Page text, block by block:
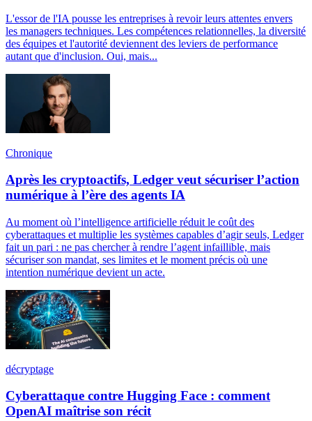
L'essor de l'IA pousse les entreprises à revoir leurs attentes envers
les managers techniques. Les compétences relationnelles, la diversité
des équipes et l'autorité deviennent des leviers de performance
autant que d'inclusion. Oui, mais...
Chronique
Après les cryptoactifs, Ledger veut sécuriser l’action
numérique à l’ère des agents IA
Au moment où l’intelligence artificielle réduit le coût des
cyberattaques et multiplie les systèmes capables d’agir seuls, Ledger
fait un pari : ne pas chercher à rendre l’agent infaillible, mais
sécuriser son mandat, ses limites et le moment précis où une
intention numérique devient un acte.
décryptage
Cyberattaque contre Hugging Face : comment
OpenAI maîtrise son récit